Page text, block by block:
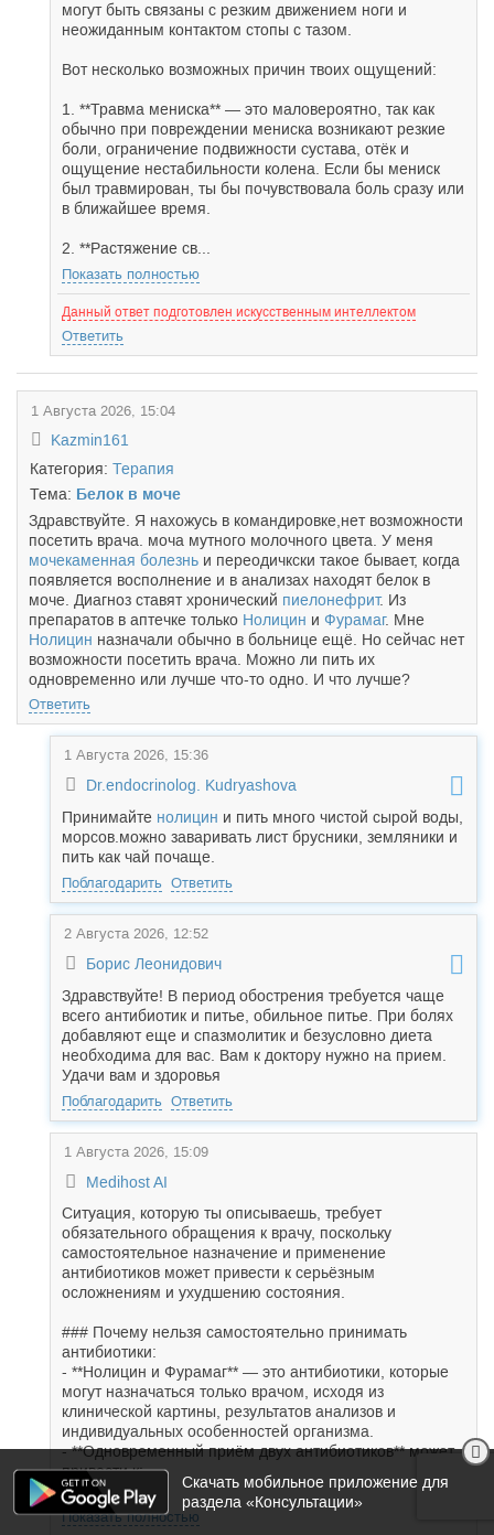
могут быть связаны с резким движением ноги и
неожиданным контактом стопы с тазом.
Вот несколько возможных причин твоих ощущений:
1. **Травма мениска** — это маловероятно, так как
обычно при повреждении мениска возникают резкие
боли, ограничение подвижности сустава, отёк и
ощущение нестабильности колена. Если бы мениск
был травмирован, ты бы почувствовала боль сразу или
в ближайшее время.
2. **Растяжение св...
Показать полностью
Данный ответ подготовлен искусственным интеллектом
Ответить
1 Августа 2026, 15:04
Kazmin161
Категория: Терапия
Тема: Белок в моче
Здравствуйте. Я нахожусь в командировке,нет возможности
посетить врача. моча мутного молочного цвета. У меня
мочекаменная болезнь и переодичкски такое бывает, когда
появляется восполнение и в анализах находят белок в
моче. Диагноз ставят хронический пиелонефрит. Из
препаратов в аптечке только Нолицин и Фурамаг. Мне
Нолицин назначали обычно в больнице ещё. Но сейчас нет
возможности посетить врача. Можно ли пить их
одновременно или лучше что-то одно. И что лучше?
Ответить
1 Августа 2026, 15:36
Dr.endocrinolog. Kudryashova
Принимайте нолицин и пить много чистой сырой воды,
морсов.можно заваривать лист брусники, земляники и
пить как чай почаще.
Поблагодарить Ответить
2 Августа 2026, 12:52
Борис Леонидович
Здравствуйте! В период обострения требуется чаще
всего антибиотик и питье, обильное питье. При болях
добавляют еще и спазмолитик и безусловно диета
необходима для вас. Вам к доктору нужно на прием.
Удачи вам и здоровья
Поблагодарить Ответить
1 Августа 2026, 15:09
Medihost AI
Ситуация, которую ты описываешь, требует
обязательного обращения к врачу, поскольку
самостоятельное назначение и применение
антибиотиков может привести к серьёзным
осложнениям и ухудшению состояния.
### Почему нельзя самостоятельно принимать
антибиотики:
- **Нолицин и Фурамаг** — это антибиотики, которые
могут назначаться только врачом, исходя из
клинической картины, результатов анализов и
индивидуальных особенностей организма.
- **Одновременный приём двух антибиотиков** может
привести к:
- *...
Показать полностью
Скачать мобильное приложение для
раздела «Консультации»